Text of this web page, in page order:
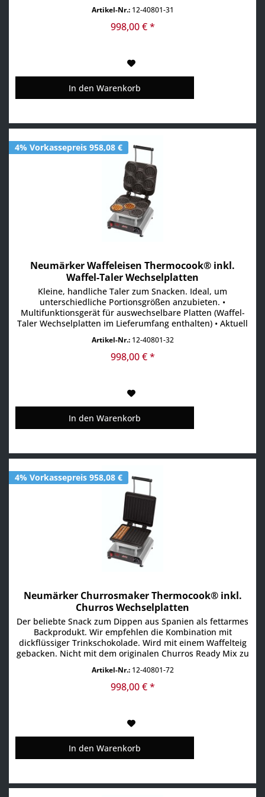
Kinderfeste. Multifunktionsgerät für auswechselbare
Platten (Waffel-Bärchen am Stiel Wechselplatten im...
Artikel-Nr.:12-40801-31
998,00 € *
In den Warenkorb
4% Vorkassepreis 958,08 €
Neumärker Waffeleisen Thermocook® inkl.
Waffel-Taler Wechselplatten
Kleine, handliche Taler zum Snacken. Ideal, um
unterschiedliche Portionsgrößen anzubieten. •
Multifunktionsgerät für auswechselbare Platten (Waffel-
Taler Wechselplatten im Lieferumfang enthalten) • Aktuell
Waffeln, Pizza, Crêpes, Paninis, Pancakes, Donuts,
Sandwiches, Churros u.v.m • Digitaltimer mit großem
Artikel-Nr.:12-40801-32
998,00 € *
In den Warenkorb
4% Vorkassepreis 958,08 €
Neumärker Churrosmaker Thermocook® inkl.
Churros Wechselplatten
Der beliebte Snack zum Dippen aus Spanien als fettarmes
Backprodukt. Wir empfehlen die Kombination mit
dickflüssiger Trinkschokolade. Wird mit einem Waffelteig
gebacken. Nicht mit dem originalen Churros Ready Mix zu
Platten (Churros Wechselplatten im Lieferumfang
enthalten) • Aktuell über 25 verschiedene
Artikel-Nr.:12-40801-72
998,00 € *
In den Warenkorb